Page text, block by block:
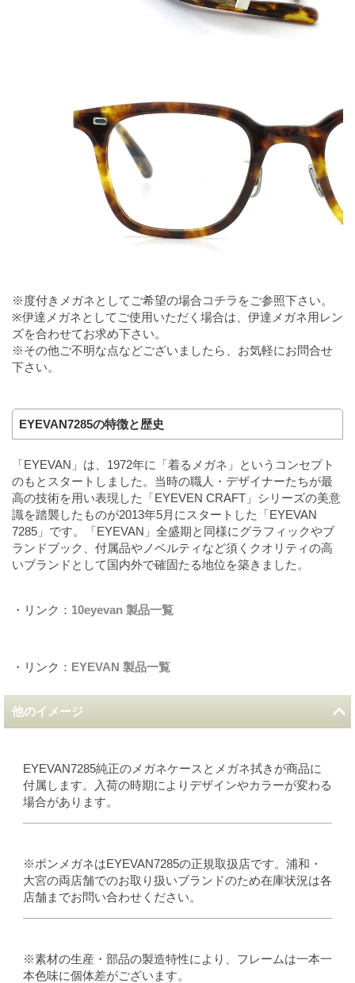
※度付きメガネとしてご希望の場合コチラ をご参照下さい。
※伊達メガネとしてご使用いただく場合は、伊達メガネ用レン
ズを合わせてお求め下さい。
※その他ご不明な点などございましたら、お気軽にお問合せ
下さい。
EYEVAN7285の特徴と歴史
「EYEVAN」は、1972年に「着るメガネ」というコンセプト
のもとスタートしました。当時の職人・デザイナーたちが最
高の技術を用い表現した「EYEVEN CRAFT」シリーズの美意
識を踏襲したものが2013年5月にスタートした「EYEVAN
7285」です。「EYEVAN」全盛期と同様にグラフィックやブ
ランドブック、付属品やノベルティなど須くクオリティの高
いブランドとして国内外で確固たる地位を築きました。
・リンク： 10eyevan 製品一覧
・リンク： EYEVAN 製品一覧
他のイメージ
EYEVAN7285純正のメガネケースとメガネ拭きが商品に
付属します。入荷の時期によりデザインやカラーが変わる
場合があります。
※ポンメガネはEYEVAN7285の正規取扱店です。浦和・
大宮の両店舗でのお取り扱いブランドのため在庫状況は各
店舗までお問い合わせください。
※素材の生産・部品の製造特性により、フレームは一本一
本色味に個体差がございます。